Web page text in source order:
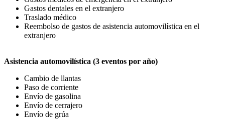
Gastos dentales en el extranjero
Traslado médico
Reembolso de gastos de asistencia automovilística en el
extranjero
Asistencia automovilística (3 eventos por año)
Cambio de llantas
Paso de corriente
Envío de gasolina
Envío de cerrajero
Envío de grúa